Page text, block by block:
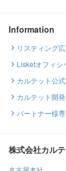
Information
リスティング
Lisketオフィシ
カルテット公
カルテット開
パートナー様
株式会社カル